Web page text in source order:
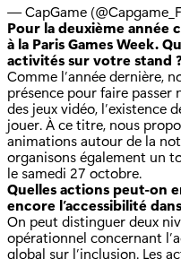
— CapGame
Pour la deuxième année
à la Paris Games Week.
activités sur votre stand
Comme l’année dernière,
présence pour faire passer
des jeux vidéo, l’existence
jouer. À ce titre, nous
animations autour de la
organisons également un
le samedi 27 octobre.
Quelles actions peut-on
encore l’accessibilité
On peut distinguer deux
opérationnel concernant
global sur l’inclusion. Les